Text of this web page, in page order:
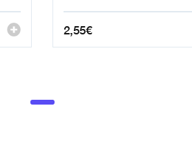
2,55€